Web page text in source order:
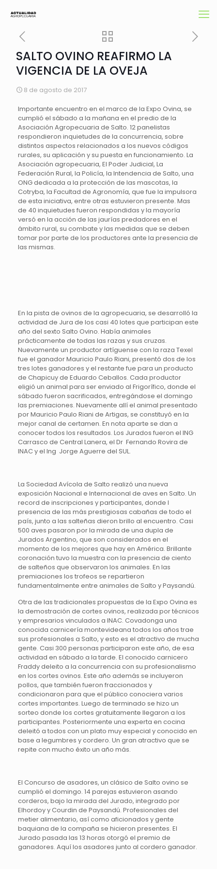
SALTO OVINO REAFIRMO LA
VIGENCIA DE LA OVEJA
8 de agosto de 2017
Importante encuentro en el marco de la Expo Ovina, se
cumplió el sábado a la mañana en el predio de la
Asociación Agropecuaria de Salto. 12 panelistas
respondieron inquietudes de la concurrencia, sobre
distintos aspectos relacionados a los nuevos códigos
rurales, su aplicación y su puesta en funcionamiento. La
Asociación agropecuaria, El Poder Judicial, La
Federación Rural, la Policía, la Intendencia de Salto, una
ONG dedicada a la protección de las mascotas, la
Cotryba, la Facultad de Agronomía, que fue la impulsora
de esta iniciativa, entre otras estuvieron presente. Mas
de 40 inquietudes fueron respondidas y la mayoría
versó en la acción de las jaurías predadores en el
ámbito rural, su combate y las medidas que se deben
tomar por parte de los productores ante la presencia de
las mismas.
En la pista de ovinos de la agropecuaria, se desarrolló la
actividad de Jura de los casi 40 lotes que participan este
año del sexto Salto Ovino. Había animales
prácticamente de todas las razas y sus cruzas.
Nuevamente un productor artíguense con la raza Texel
fue el ganador Mauricio Paulo Riani, presentó dos de los
tres lotes ganadores y el restante fue para un producto
de Chapicuy de Eduardo Ceballos. Cada productor
eligió un animal para ser enviado al Frigorífico, donde el
sábado fueron sacrificados, entregándose el domingo
las premiaciones. Nuevamente allí el animal presentado
por Mauricio Paulo Riani de Artigas, se constituyó en la
mejor canal de certamen. En nota aparte se dan a
conocer todos los resultados. Los Jurados fueron el ING
Carrasco de Central Lanera, el Dr Fernando Rovira de
INAC y el Ing Jorge Aguerre del SUL.
La Sociedad Avícola de Salto realizó una nueva
exposición Nacional e Internacional de aves en Salto. Un
record de inscripciones y participantes, donde l
presencia de las más prestigiosas cabañas de todo el
país, junto a las salteñas dieron brillo al encuentro. Casi
500 aves pasaron por la mirada de una dupla de
Jurados Argentino, que son considerados en el
momento de los mejores que hay en América. Brillante
coronación tuvo la muestra con la presencia de ciento
de salteños que observaron los animales. En las
premiaciones los trofeos se repartieron
fundamentalmente entre animales de Salto y Paysandú.
Otra de las tradicionales propuestas de la Expo Ovina es
la demostración de cortes ovinos, realizada por técnicos
y empresarios vinculados a INAC. Covadonga una
conocida carnicería montevideana todos los años trae
sus profesionales a Salto, y esto es el atractivo de mucha
gente. Casi 300 personas participaron este año, de esa
actividad en sábado a la tarde. El conocido carnicero
Fraddy deleito a la concurrencia con su profesionalismo
en los cortes ovinos. Este año además se incluyeron
pollos, que también fueron fraccionados y
condicionaron para que el público conociera varios
cortes importantes. Luego de terminado se hizo un
sorteo donde los cortes gratuitamente llegaron a los
participantes. Posteriormente una experta en cocina
deleitó a todos con un plato muy especial y conocido en
base a legumbres y cordero. Un gran atractivo que se
repite con mucho éxito un año más.
El Concurso de asadores, un clásico de Salto ovino se
cumplió el domingo. 14 parejas estuvieron asando
corderos, bajo la mirada del Jurado, integrado por
Elhordoy y Courdin de Paysandú. Profesionales del
metier alimentario, así como aficionados y gente
baquiana de la compaña se hicieron presentes. El
Jurado pasada las 13 horas otorgó el premio de
ganadores. Aquí los asadores junto al cordero ganador.